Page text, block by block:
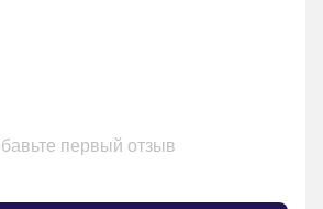
первый отзыв